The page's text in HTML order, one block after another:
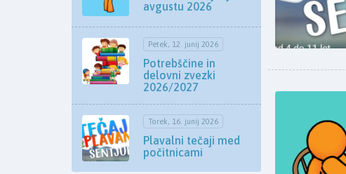
avgustu 2026
Petek, 12. junij 2026
Potrebščine in
delovni zvezki
2026/2027
Torek, 16. junij 2026
Plavalni tečaji med
počitnicami